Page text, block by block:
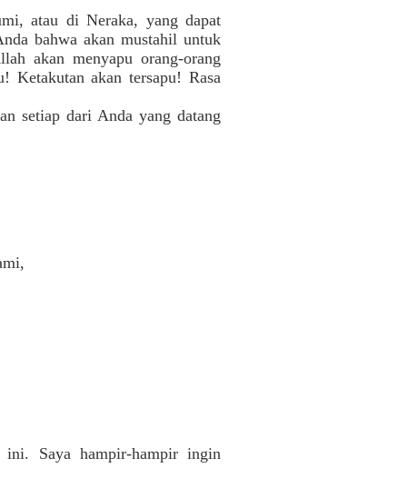
atau di Neraka, yang dapat
bahwa akan mustahil untuk
akan menyapu orang-orang
Ketakutan akan tersapu! Rasa
setiap dari Anda yang datang
ini. Saya hampir-hampir ingin